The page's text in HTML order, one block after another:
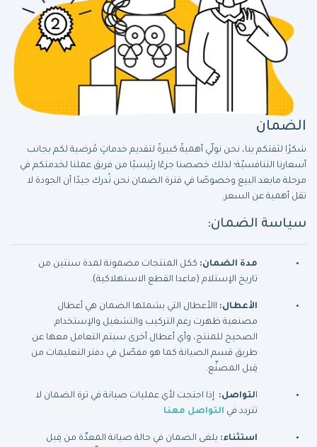
الضمان
شكرًا لثقتكم بنا، نحن نولّي أهميةً كبيرةً لتقديم خدماتٍ مُرضية لكم بجانب
أسعارنا التنافسيّة؛ لذلك خصصنا جزءًا رئيسيًا من فريق عملنا لخدمتكم في
مرحلة مابعد البيع وخصوصًا في فترة الضمان.نحن نُدرك جيدًا أن الجودة لا
تقل أهمية عن السعر.
سياسة الضمان:
مدة الضمان: ككل المنتجات مضمونة لمدة سنتين من
تاريخ الإستلام (ماعدا القطع الاستهلاكية).
الأعطال: االأعطال التي يشملها الضمان هي أعطال
مصنعية ظهرت رغم التركيب والتشغيل والإستخدام
الصحيح للمنتج، وأي أعطال أخرى سيتم التعامل معها عن
طريق قسم الصيانة كما هو مفصّل في دفتر التعليمات من
قِبل المصنِّع.
التواصل: إذا احتجت لأي عمليات صيانة في ترة الضمان لا
تتردد في التواصل معنا
استثناء: يلغى الضمان في حالة صيانة المعدِّة من قِبل